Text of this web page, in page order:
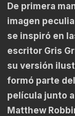
De primera
imagen
se inspiró en
escritor Gris
su versión
formó parte
película junto
Matthew